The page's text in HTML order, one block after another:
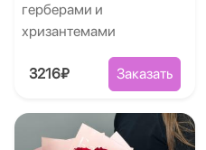
герберами и
хризантемами
3216₽ Заказать